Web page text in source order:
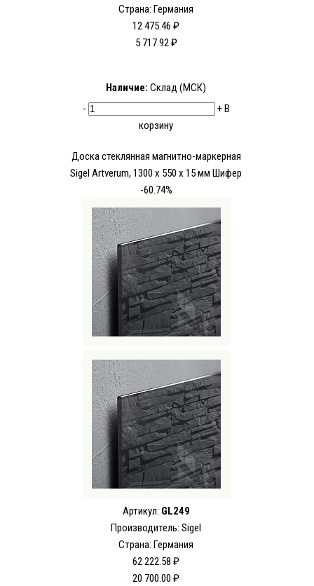
Страна: Германия
12 475.46 ₽
5 717.92 ₽
Наличие: Склад (МСК)
-
+В
корзину
Доска стеклянная магнитно-маркерная
Sigel Аrtverum, 1300 x 550 x 15 мм Шифер
-60.74%
Артикул: GL249
Производитель: Sigel
Страна: Германия
62 222.58 ₽
20 700.00 ₽